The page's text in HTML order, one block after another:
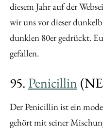
diesem Jahr auf der
wir uns vor dieser
dunklen 80er gedrückt.
gefallen.
95. Penicillin
Der Penicillin ist ein
gehört mit seiner